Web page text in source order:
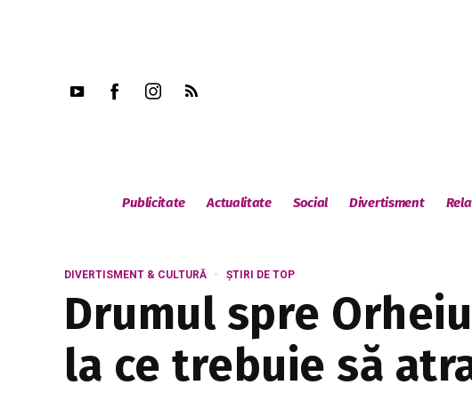
Publicitate Actualitate Social Divertisment
DIVERTISMENT & CULTURĂ ȘTIRI DE TOP
Drumul spre
la ce trebuie să